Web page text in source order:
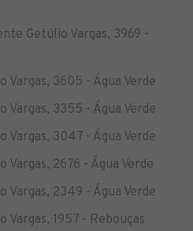
Getúlio Vargas, 3969 -
Vargas, 3605 - Água Verde
Vargas, 3355 - Água Verde
Vargas, 3047 - Água Verde
Vargas, 2676 - Água Verde
Vargas, 2349 - Água Verde
Vargas, 1957 - Rebouças